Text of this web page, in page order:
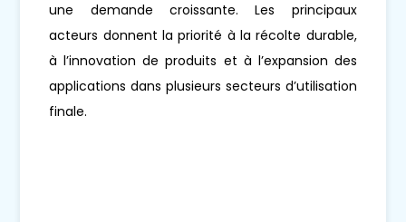
une demande croissante. Les principaux
acteurs donnent la priorité à la récolte durable,
à l’innovation de produits et à l’expansion des
applications dans plusieurs secteurs d’utilisation
finale.